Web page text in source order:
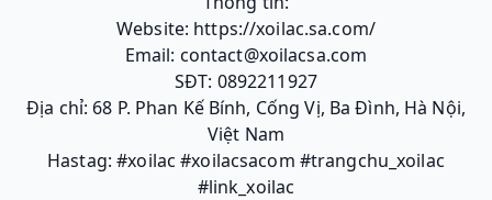
Website: https://xoilac.sa.com/
Email: contact@xoilacsa.com
SĐT: 0892211927
Địa chỉ: 68 P. Phan Kế Bính, Cống Vị, Ba Đình, Hà Nội,
Việt Nam
Hastag: #xoilac #xoilacsacom #trangchu_xoilac
#link_xoilac